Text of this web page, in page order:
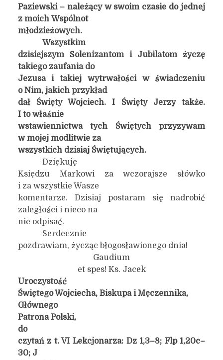
Paziewski – należący w swoim czasie do jednej
z moich Wspólnot
młodzieżowych.
Wszystkim
dzisiejszym Solenizantom i Jubilatom życzę
takiego zaufania do
Jezusa i takiej wytrwałości w świadczeniu
o Nim, jakich przykład
dał Święty Wojciech. I Święty Jerzy także.
I to właśnie
wstawiennictwa tych Świętych przyzywam
w mojej modlitwie za
wszystkich dzisiaj Świętujących.
Dziękuję
Księdzu Markowi za wczorajsze słówko
i za wszystkie Wasze
komentarze. Dzisiaj postaram się nadrobić
zaległości i nieco na
nie odpisać.
Serdecznie
pozdrawiam, życząc błogosławionego dnia!
Gaudium
et spes! Ks. Jacek
Uroczystość
Świętego Wojciecha, Biskupa i Męczennika,
Głównego
Patrona Polski,
do
czytań z t. VI Lekcjonarza: Dz 1,3–8; Flp 1,20c–
30; J